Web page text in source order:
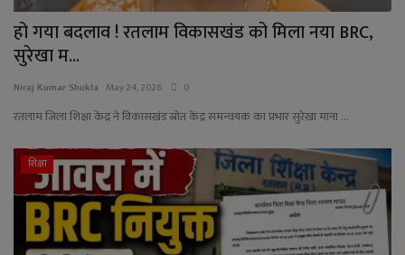
हो गया बदलाव ! रतलाम विकासखंड को मिला नया BRC,
सुरेखा म...
Niraj Kumar Shukla May 24, 2026 0
रतलाम जिला शिक्षा केंद्र ने विकासखंड स्रोत केंद्र समन्वयक का प्रभार सुरेखा माना ...
शिक्षा